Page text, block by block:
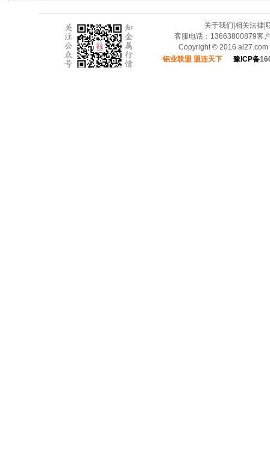
关于我们 相关法律|
客服电话：13663800879客
Copyright © 2016
铝业联盟 盟连天下
豫ICP备